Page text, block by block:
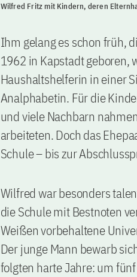
Wilfred Fritz mit Kindern, deren
Ihm gelang es schon früh,
1962 in Kapstadt geboren,
Haushaltshelferin in einer
Analphabetin. Für die
und viele Nachbarn
arbeiteten. Doch das
Schule – bis zur
Wilfred war besonders
die Schule mit Bestnoten
Weißen vorbehaltene
Der junge Mann bewarb
folgten harte Jahre: um